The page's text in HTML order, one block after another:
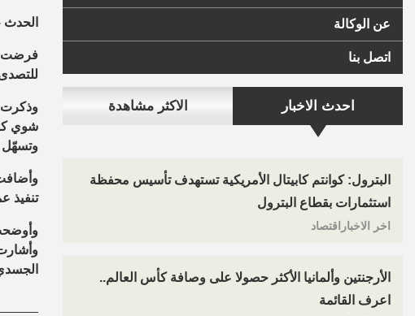
عن الوكالة
اتصل بنا
احدث الاخبار الاكثر مشاهدة
البترول: كوانتم كابيتال الأمريكية تستهدف تأسيس محفظة
استثمارات بقطاع البترول
اخر الاخباراقتصاد
الأرجنتين وألمانيا الأكثر حصولا على وصافة كأس العالم..
اعرف القائمة
فرضت
وذكرت
شوي
وتسهّل
تنفيذ